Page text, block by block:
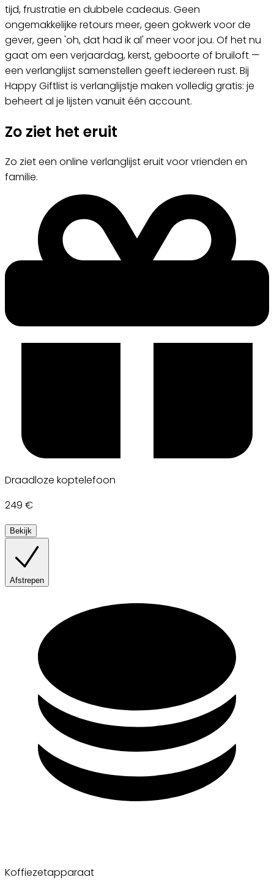
tijd, frustratie en dubbele cadeaus. Geen
ongemakkelijke retours meer, geen gokwerk voor de
gever, geen 'oh, dat had ik al' meer voor jou. Of het nu
gaat om een verjaardag, kerst, geboorte of bruiloft —
een verlanglijst samenstellen geeft iedereen rust. Bij
Happy Giftlist is verlanglijstje maken volledig gratis: je
beheert al je lijsten vanuit één account.
Zo ziet het eruit
Zo ziet een online verlanglijst eruit voor vrienden en
familie.
Draadloze koptelefoon
249 €
Bekijk
Afstrepen
Koffiezetapparaat